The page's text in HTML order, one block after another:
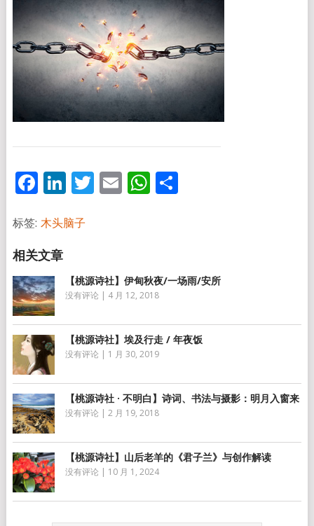
Facebook
LinkedIn
Twitter
EmailWhatsApp
分
标签: 木头脑子
【桃源诗社】伊甸秋夜/一场雨/安所
没有评论 | 4 月 12, 2018
【桃源诗社】埃及行走 / 年夜饭
没有评论 | 1 月 30, 2019
【桃源诗社 · 不明白】诗词、书法与摄影：明月入窗来
没有评论 | 2 月 19, 2018
【桃源诗社】山后老羊的《君子兰》与创作解读
没有评论 | 10 月 1, 2024